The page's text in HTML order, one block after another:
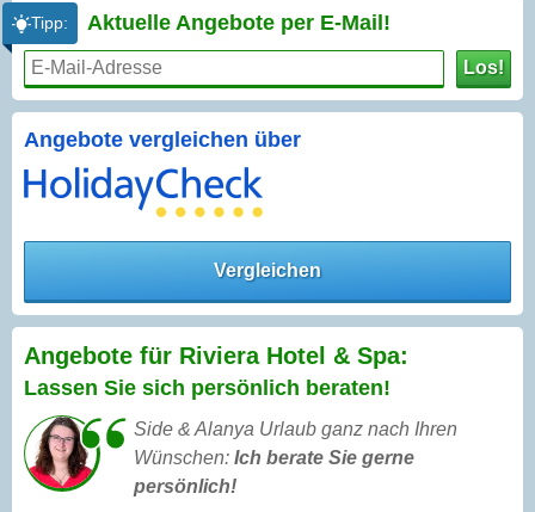
Tipp: Aktuelle Angebote per E-Mail!
Los!
Angebote vergleichen über
Vergleichen
Angebote für Riviera Hotel & Spa:
Lassen Sie sich persönlich beraten!
Side & Alanya Urlaub ganz nach Ihren
Wünschen: Ich berate Sie gerne
persönlich!